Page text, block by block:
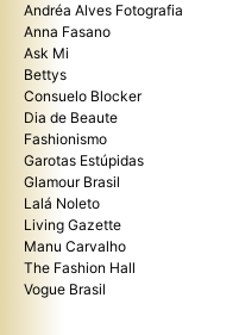
Andréa Alves Fotografia
Anna Fasano
Ask Mi
Bettys
Consuelo Blocker
Dia de Beaute
Fashionismo
Garotas Estúpidas
Glamour Brasil
Lalá Noleto
Living Gazette
Manu Carvalho
The Fashion Hall
Vogue Brasil